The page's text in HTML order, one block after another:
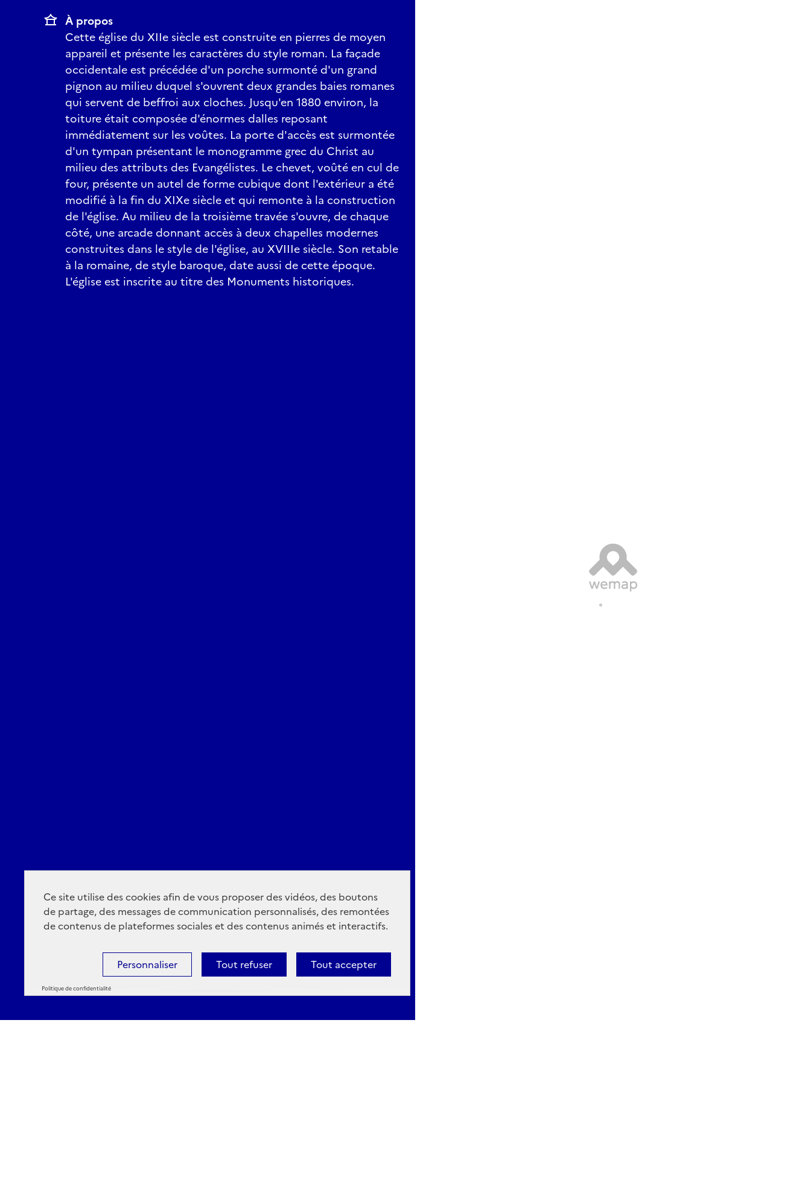
Ce site utilise des cookies afin de vous proposer des vidéos, des boutons
de partage, des messages de communication personnalisés, des remontées
de contenus de plateformes sociales et des contenus animés et interactifs.
Tout accepter
Tout refuser
Personnaliser
Politique de confidentialité
À propos
Cette église du XIIe siècle est construite en pierres de moyen
appareil et présente les caractères du style roman. La façade
occidentale est précédée d'un porche surmonté d'un grand
pignon au milieu duquel s'ouvrent deux grandes baies romanes
qui servent de beffroi aux cloches. Jusqu'en 1880 environ, la
toiture était composée d'énormes dalles reposant
immédiatement sur les voûtes. La porte d'accès est surmontée
d'un tympan présentant le monogramme grec du Christ au
milieu des attributs des Evangélistes. Le chevet, voûté en cul de
four, présente un autel de forme cubique dont l'extérieur a été
modifié à la fin du XIXe siècle et qui remonte à la construction
de l'église. Au milieu de la troisième travée s'ouvre, de chaque
côté, une arcade donnant accès à deux chapelles modernes
construites dans le style de l'église, au XVIIIe siècle. Son retable
à la romaine, de style baroque, date aussi de cette époque.
L'église est inscrite au titre des Monuments historiques.